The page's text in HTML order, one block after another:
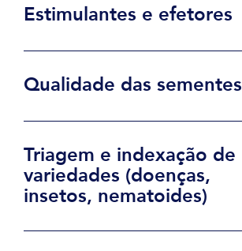
Estimulantes e efetores
Qualidade das sementes
Triagem e indexação de
variedades (doenças,
insetos, nematoides)